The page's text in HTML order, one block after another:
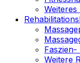
Faszien-
Weitere